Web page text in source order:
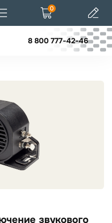
8 800 777-42-46
0
звукового